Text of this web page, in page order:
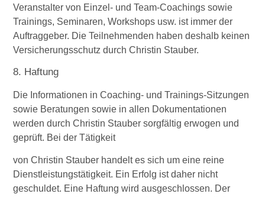
Veranstalter von Einzel- und Team-Coachings sowie
Trainings, Seminaren, Workshops usw. ist immer der
Auftraggeber. Die Teilnehmenden haben deshalb keinen
Versicherungsschutz durch Christin Stauber.
8. Haftung
Die Informationen in Coaching- und Trainings-Sitzungen
sowie Beratungen sowie in allen Dokumentationen
werden durch Christin Stauber sorgfältig erwogen und
geprüft. Bei der Tätigkeit
von Christin Stauber handelt es sich um eine reine
Dienstleistungstätigkeit. Ein Erfolg ist daher nicht
geschuldet. Eine Haftung wird ausgeschlossen. Der